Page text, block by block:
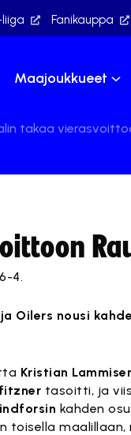
liiga Fanikauppa
Maajoukkueet
takaa
4.
Oilers nousi
Kristian
tasoitti, ja
kahden
toisella